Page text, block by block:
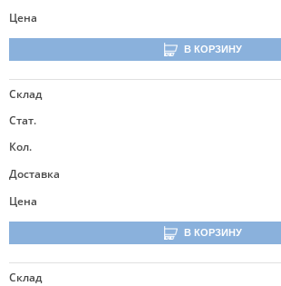
Цена
В КОРЗИНУ
Склад
Стат.
Кол.
Доставка
Цена
В КОРЗИНУ
Склад